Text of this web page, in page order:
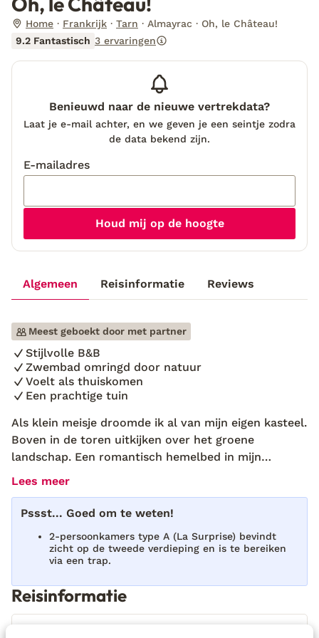
Home Frankrijk Tarn Almayrac
Oh, le Château!
9.2 Fantastisch 3 ervaringen
Algemeen Reisinformatie Reviews
Meest geboekt door met partner
Stijlvolle B&B
Zwembad omringd door natuur
Voelt als thuiskomen
Een prachtige tuin
Als klein meisje droomde ik al van mijn eigen kasteel.
Boven in de toren uitkijken over het groene
landschap. Een romantisch hemelbed in mijn
slaapkamer. Uren wandelen door de weilanden met
toen ik bij Oh, le Château! het pad opreed. Was mijn
wondermooi plekje in Zuid-Frankrijk ligt tussen de
eeuwenoude bomen een schitterende Bed and
doemt er een warme stem op. “Welkom Eliza!”
Eigenaresse Kim verschijnt uit het prachtige gebouw
en is klaar om mijn koffers over te nemen. “Kom, ik
Lees meer
Pssst... Goed om te weten!
2-persoonkamers type A (La Surprise) bevindt
zicht op de tweede verdieping en is te bereiken
via een trap.
Reisinformatie
Benieuwd naar de nieuwe vertrekdata?
Laat je e-mail achter, en we geven je een seintje zodra
de data bekend zijn.
E-mailadres
Houd mij op de hoogte